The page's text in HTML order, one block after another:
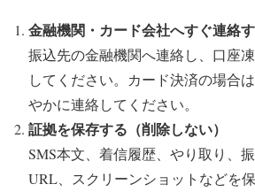
金融機関・カード会社へすぐ連絡
振込先の金融機関へ連絡し、口座
してください。カード決済の場合
やかに連絡してください。
証拠を保存する（削除しない）
SMS本文、着信履歴、やり取り、
URL、スクリーンショットなどを保